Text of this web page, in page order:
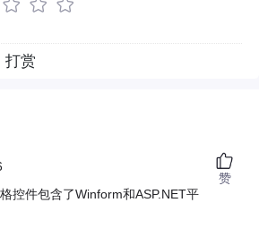
打赏
控件包含了Winform和ASP.NET平
赞